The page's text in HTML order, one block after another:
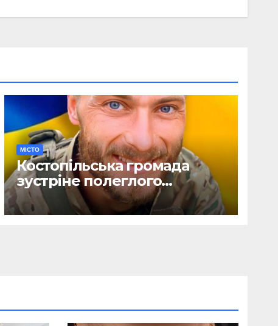
МІСТО
Костопільська громада
зустріне полеглого
головного сержанта Сергія
Василюка